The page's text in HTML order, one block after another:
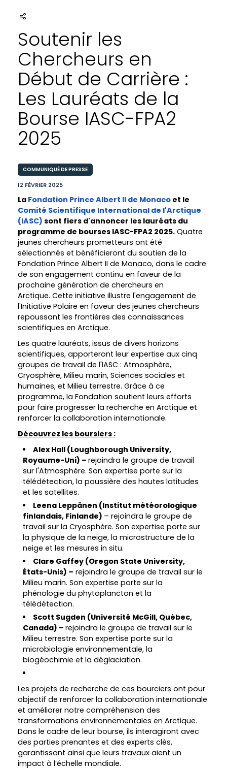
Soutenir les
Chercheurs en
Début de Carrière :
Les Lauréats de la
Bourse IASC-FPA2
2025
COMMUNIQUÉ DE PRESSE
12 FÉVRIER 2025
La Fondation Prince Albert II de Monacoet le
Comité Scientifique International de l'Arctique
(IASC) sont fiers d'annoncer les lauréats du
programme de bourses IASC-FPA2 2025.Quatre
jeunes chercheurs prometteurs ont été
sélectionnés et bénéficieront du soutien de la
Fondation Prince Albert II de Monaco, dans le cadre
de son engagement continu en faveur de la
prochaine génération de chercheurs en
Arctique. Cette initiative illustre l'engagement de
l'Initiative Polaire en faveur des jeunes chercheurs
repoussant les frontières des connaissances
scientifiques en Arctique.
Les quatre lauréats, issus de divers horizons
scientifiques, apporteront leur expertise aux cinq
groupes de travail de l'IASC : Atmosphère,
Cryosphère, Milieu marin, Sciences sociales et
humaines, et Milieu terrestre. Grâce à ce
programme, la Fondation soutient leurs efforts
pour faire progresser la recherche en Arctique et
renforcer la collaboration internationale.
Découvrez les boursiers :
Alex Hall (Loughborough University,
Royaume-Uni) – rejoindra le groupe de travail
sur l'Atmosphère. Son expertise porte sur la
télédétection, la poussière des hautes latitudes
et les satellites.
Leena Leppänen (Institut météorologique
finlandais, Finlande) – rejoindra le groupe de
travail sur la Cryosphère. Son expertise porte sur
la physique de la neige, la microstructure de la
neige et les mesures in situ.
Clare Gaffey (Oregon State University,
États-Unis) – rejoindra le groupe de travail sur le
Milieu marin. Son expertise porte sur la
phénologie du phytoplancton et la
télédétection.
Scott Sugden (Université McGill, Québec,
Canada) – rejoindra le groupe de travail sur le
Milieu terrestre. Son expertise porte sur la
microbiologie environnementale, la
biogéochimie et la déglaciation.
Les projets de recherche de ces bourciers ont pour
objectif de renforcer la collaboration internationale
et améliorer notre compréhension des
transformations environnementales en Arctique.
Dans le cadre de leur bourse, ils interagiront avec
des parties prenantes et des experts clés,
garantissant ainsi que leurs travaux aient un
impact à l’échelle mondiale.